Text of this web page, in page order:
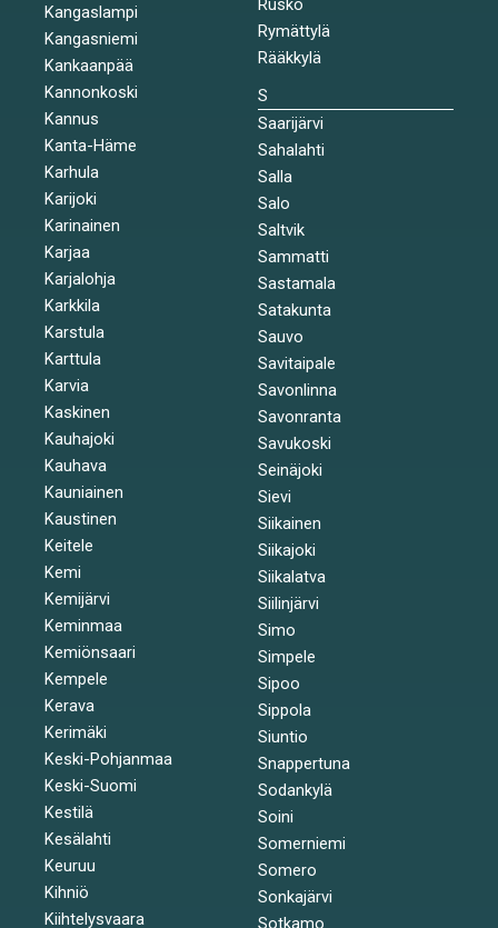
Kangaslampi
Kangasniemi
Kankaanpää
Kannonkoski
Kannus
Kanta-Häme
Karhula
Karijoki
Karinainen
Karjaa
Karjalohja
Karkkila
Karstula
Karttula
Karvia
Kaskinen
Kauhajoki
Kauhava
Kauniainen
Kaustinen
Keitele
Kemi
Kemijärvi
Keminmaa
Kemiönsaari
Kempele
Kerava
Kerimäki
Keski-Pohjanmaa
Keski-Suomi
Kestilä
Kesälahti
Keuruu
Kihniö
Kiihtelysvaara
Rusko
Rymättylä
Rääkkylä
S
Saarijärvi
Sahalahti
Salla
Salo
Saltvik
Sammatti
Sastamala
Satakunta
Sauvo
Savitaipale
Savonlinna
Savonranta
Savukoski
Seinäjoki
Sievi
Siikainen
Siikajoki
Siikalatva
Siilinjärvi
Simo
Simpele
Sipoo
Sippola
Siuntio
Snappertuna
Sodankylä
Soini
Somerniemi
Somero
Sonkajärvi
Sotkamo